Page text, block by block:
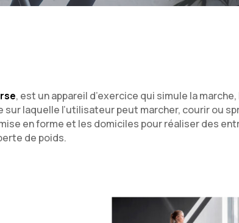
, est un appareil d’exercice qui simule la
laquelle l’utilisateur peut marcher, courir ou
en forme et les domiciles pour réaliser des
de poids.